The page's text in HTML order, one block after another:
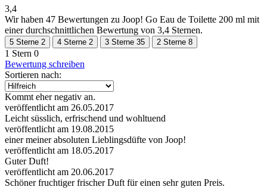
3,4
Wir haben 47 Bewertungen zu Joop! Go Eau de Toilette 200 ml mit
einer durchschnittlichen Bewertung von 3,4 Sternen.
5 Sterne 2 4 Sterne 2 3 Sterne 35 2 Sterne 8
1 Stern 0
Bewertung schreiben
Sortieren nach:
Kommt eher negativ an.
veröffentlicht am 26.05.2017
Leicht süsslich, erfrischend und wohltuend
veröffentlicht am 19.08.2015
einer meiner absoluten Lieblingsdüfte von Joop!
veröffentlicht am 18.05.2017
Guter Duft!
veröffentlicht am 20.06.2017
Schöner fruchtiger frischer Duft für einen sehr guten Preis.